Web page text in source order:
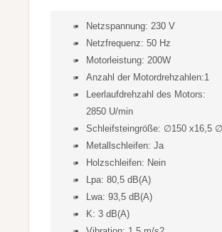
Netzspannung: 230 V
Netzfrequenz: 50 Hz
Motorleistung: 200W
Anzahl der Motordrehzahlen:1
Leerlaufdrehzahl des Motors:
2850 U/min
Schleifsteingröße: ∅150 x16,5
Metallschleifen: Ja
Holzschleifen: Nein
Lpa: 80,5 dB(A)
Lwa: 93,5 dB(A)
K: 3 dB(A)